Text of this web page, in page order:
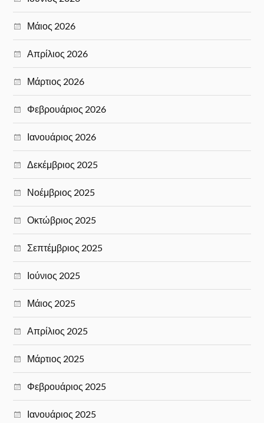
Μάιος 2026
Απρίλιος 2026
Μάρτιος 2026
Φεβρουάριος 2026
Ιανουάριος 2026
Δεκέμβριος 2025
Νοέμβριος 2025
Οκτώβριος 2025
Σεπτέμβριος 2025
Ιούνιος 2025
Μάιος 2025
Απρίλιος 2025
Μάρτιος 2025
Φεβρουάριος 2025
Ιανουάριος 2025